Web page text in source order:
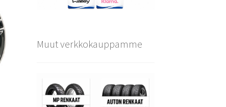
Muut verkkokauppamme